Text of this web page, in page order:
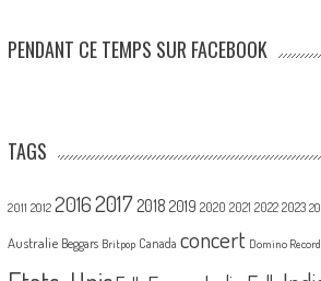
PENDANT CE TEMPS SUR FACEBOOK
TAGS
2011 2012 20162017 2018 2019 2020 2021 2022 2023
Australie Beggars Britpop Canada concert Domino